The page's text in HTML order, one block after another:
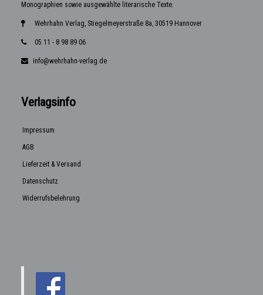
Monographien sowie ausgewählte literarische Texte.
Wehrhahn Verlag, Stiegelmeyerstraße 8a, 30519 Hannover
05 11 - 8 98 89 06
info@wehrhahn-verlag.de
Verlagsinfo
Impressum
AGB
Lieferzeit & Versand
Datenschutz
Widerrufsbelehrung